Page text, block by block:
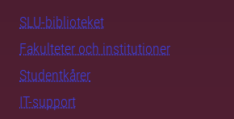
SLU-biblioteket
Fakulteter och institutioner
Studentkårer
IT-support